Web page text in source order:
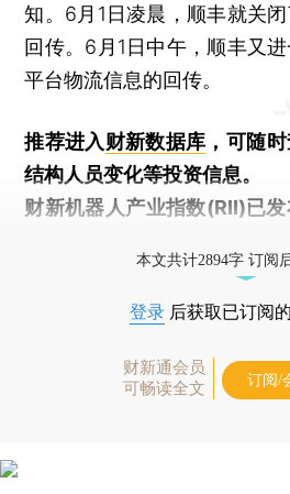
知。6月1日凌晨，顺丰就关
回传。6月1日中午，顺丰又
平台物流信息的回传。
推荐进入财新数据库 ，可随
结构人员变化等投资信息。
财新机器人产业指数(RII)已发
本文共计2894字 订阅
登录 后获取已订阅
财新通会员
可畅读全文
订阅/